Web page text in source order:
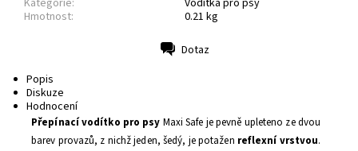
Kategorie:
Vodítka pro psy
Hmotnost:
0.21 kg
Dotaz
Popis
Diskuze
Hodnocení
Přepínací vodítko pro psy Maxi Safe je pevně upleteno ze dvou
barev provazů, z nichž jeden, šedý, je potažen reflexní vrstvou.